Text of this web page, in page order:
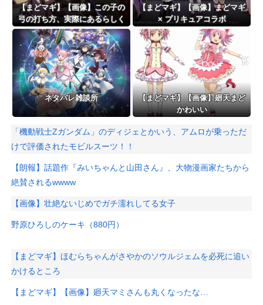
【まどマギ】【画像】この子の
弓の打ち方、実際にあるらしく
て胸熱
【まどマギ】【画像】まどマギ
× プリキュアコラボ
ネタバレ雑談所
【まどマギ】【画像】廻天まど
かわいい
「機動戦士Ζガンダム」のディジェとかいう、アムロが乗っただ
けで評価されたモビルスーツ！！
【朗報】話題作『みいちゃんと山田さん』、大物漫画家たちから
絶賛されるwwww
【画像】壮絶ないじめでガチ濡れしてる女子
野原ひろしのケーキ（880円）
【まどマギ】ほむらちゃんがさやかのソウルジェムを必死に追い
かけるところ
【まどマギ】【画像】廻天マミさんも丸くなったな…